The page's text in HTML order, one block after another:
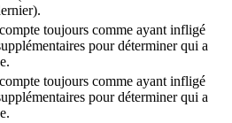
toujours comme ayant infligé
pour déterminer qui a
toujours comme ayant infligé
pour déterminer qui a